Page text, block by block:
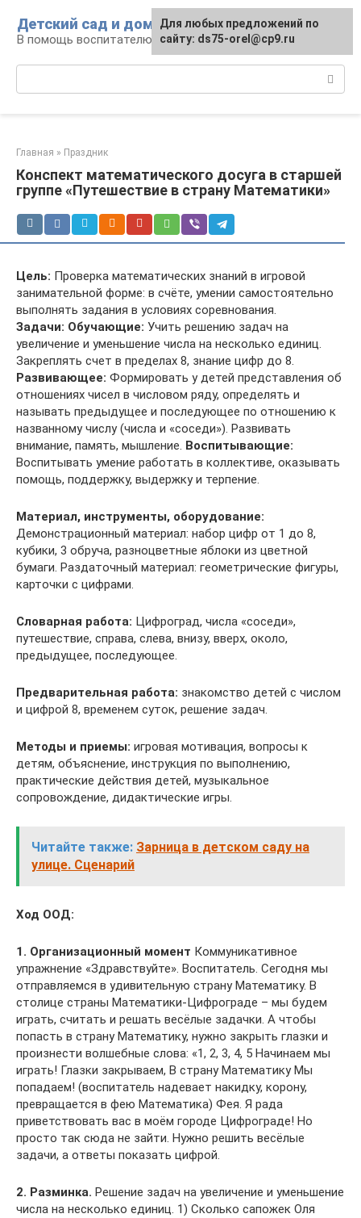
контенту
Детский сад и дом
В помощь воспитателю и родителям
Главная » Праздник
Конспект математического досуга в старшей
группе «Путешествие в страну Математики»
Цель: Проверка математических знаний в игровой
занимательной форме: в счёте, умении самостоятельно
выполнять задания в условиях соревнования.
Задачи: Обучающие: Учить решению задач на
увеличение и уменьшение числа на несколько единиц.
Закреплять счет в пределах 8, знание цифр до 8.
Развивающее: Формировать у детей представления об
отношениях чисел в числовом ряду, определять и
называть предыдущее и последующее по отношению к
названному числу (числа и «соседи»). Развивать
внимание, память, мышление. Воспитывающие:
Воспитывать умение работать в коллективе, оказывать
помощь, поддержку, выдержку и терпение.
Материал, инструменты, оборудование:
Демонстрационный материал: набор цифр от 1 до 8,
кубики, 3 обруча, разноцветные яблоки из цветной
бумаги. Раздаточный материал: геометрические фигуры,
карточки с цифрами.
Словарная работа: Цифроград, числа «соседи»,
путешествие, справа, слева, внизу, вверх, около,
предыдущее, последующее.
Предварительная работа: знакомство детей с числом
и цифрой 8, временем суток, решение задач.
Методы и приемы: игровая мотивация, вопросы к
детям, объяснение, инструкция по выполнению,
практические действия детей, музыкальное
сопровождение, дидактические игры.
Читайте также: Зарница в детском саду на
улице. Сценарий
Ход ООД:
1. Организационный момент Коммуникативное
упражнение «Здравствуйте». Воспитатель. Сегодня мы
отправляемся в удивительную страну Математику. В
столице страны Математики-Цифрограде – мы будем
играть, считать и решать весёлые задачки. А чтобы
попасть в страну Математику, нужно закрыть глазки и
произнести волшебные слова: «1, 2, 3, 4, 5 Начинаем мы
играть! Глазки закрываем, В страну Математику Мы
попадаем! (воспитатель надевает накидку, корону,
превращается в фею Математика) Фея. Я рада
приветствовать вас в моём городе Цифрограде! Но
просто так сюда не зайти. Нужно решить весёлые
задачи, а ответы показать цифрой.
2. Разминка. Решение задач на увеличение и уменьшение
числа на несколько единиц. 1) Сколько сапожек Оля
Для любых предложений по
сайту: ds75-orel@cp9.ru